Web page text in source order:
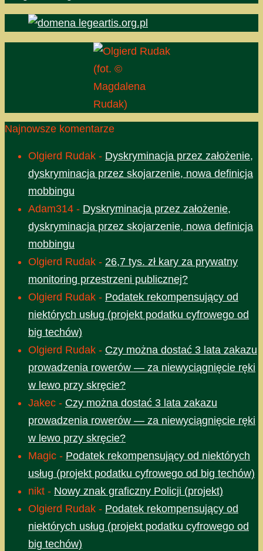
(fot. ©
Magdalena
Rudak)
Najnowsze komentarze
Olgierd Rudak - Dyskryminacja przez założenie,
dyskryminacja przez skojarzenie, nowa definicja
mobbingu
Adam314 - Dyskryminacja przez założenie,
dyskryminacja przez skojarzenie, nowa definicja
mobbingu
Olgierd Rudak - 26,7 tys. zł kary za prywatny
monitoring przestrzeni publicznej?
Olgierd Rudak - Podatek rekompensujący od
niektórych usług (projekt podatku cyfrowego od
big techów)
Olgierd Rudak - Czy można dostać 3 lata zakazu
prowadzenia rowerów — za niewyciągnięcie ręki
w lewo przy skręcie?
Jakec - Czy można dostać 3 lata zakazu
prowadzenia rowerów — za niewyciągnięcie ręki
w lewo przy skręcie?
Magic - Podatek rekompensujący od niektórych
usług (projekt podatku cyfrowego od big techów)
nikt - Nowy znak graficzny Policji (projekt)
Olgierd Rudak - Podatek rekompensujący od
niektórych usług (projekt podatku cyfrowego od
big techów)